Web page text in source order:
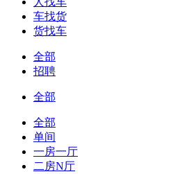
车找货
货找车
全部
招聘
全部
全部
单间
一房一厅
二房N厅